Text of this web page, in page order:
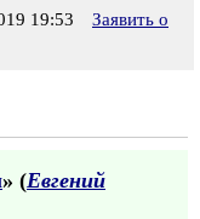
19:53
Заявить о
» (Евгений